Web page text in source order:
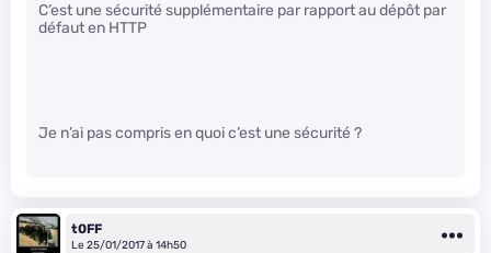
C’est une sécurité supplémentaire par rapport au dépôt par
défaut en HTTP
Je n’ai pas compris en quoi c’est une sécurité ?
t0FF
Le 25/01/2017 à 14h50